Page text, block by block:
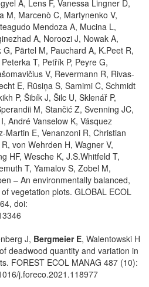
A, Lens F, Vanessa Lingner D,
M, Marcenò C, Martynenko V,
Mendoza A, Mucina L,
A, Noroozi J, Nowak A,
Pärtel M, Pauchard A, K.Peet R,
T, Petřík P, Peyre G,
V, Revermann R, Rivas-
E, Rūsiņa S, Samimi C, Schmidt
P, Šibík J, Šilc U, Sklenář P,
M, Stančić Z, Svenning JC,
André Vanselow K, Vásquez
Martin E, Venanzoni R, Christian
von Wehrden H, Wagner V,
HF, Wesche K, J.S.Whitfeld T,
T, Yamalov S, Zobel M,
– An environmentally balanced,
vegetation plots. GLOBAL ECOL
doi:
J, Bergmeier E, Walentowski H
deadwood quantity and variation in
FOREST ECOL MANAG 487 (10):
j.foreco.2021.118977